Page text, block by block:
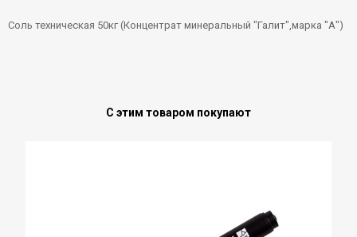
Соль техническая 50кг (Концентрат минеральный "Галит",марка "А")
С этим товаром покупают